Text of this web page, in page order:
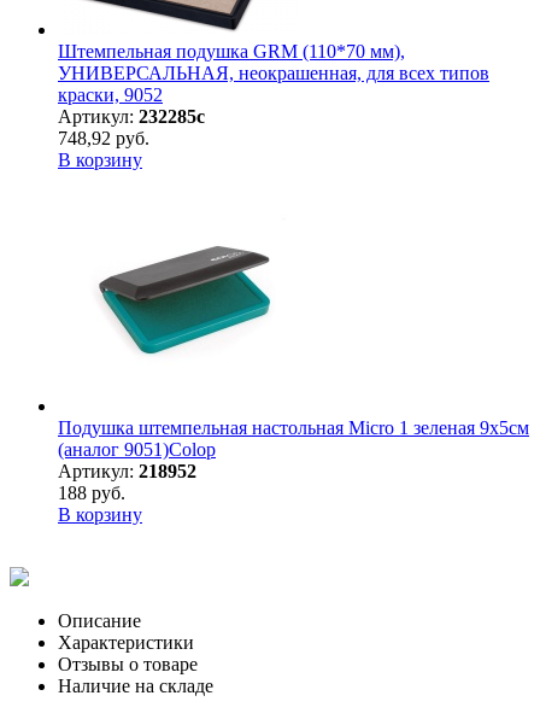
Штемпельная подушка GRM (110*70 мм),
УНИВЕРСАЛЬНАЯ, неокрашенная, для всех типов
краски, 9052
Артикул: 232285с
748,92 руб.
В корзину
Подушка штемпельная настольная Micro 1 зеленая 9х5см
(аналог 9051)Colop
Артикул: 218952
188 руб.
В корзину
Описание
Характеристики
Отзывы о товаре
Наличие на складе